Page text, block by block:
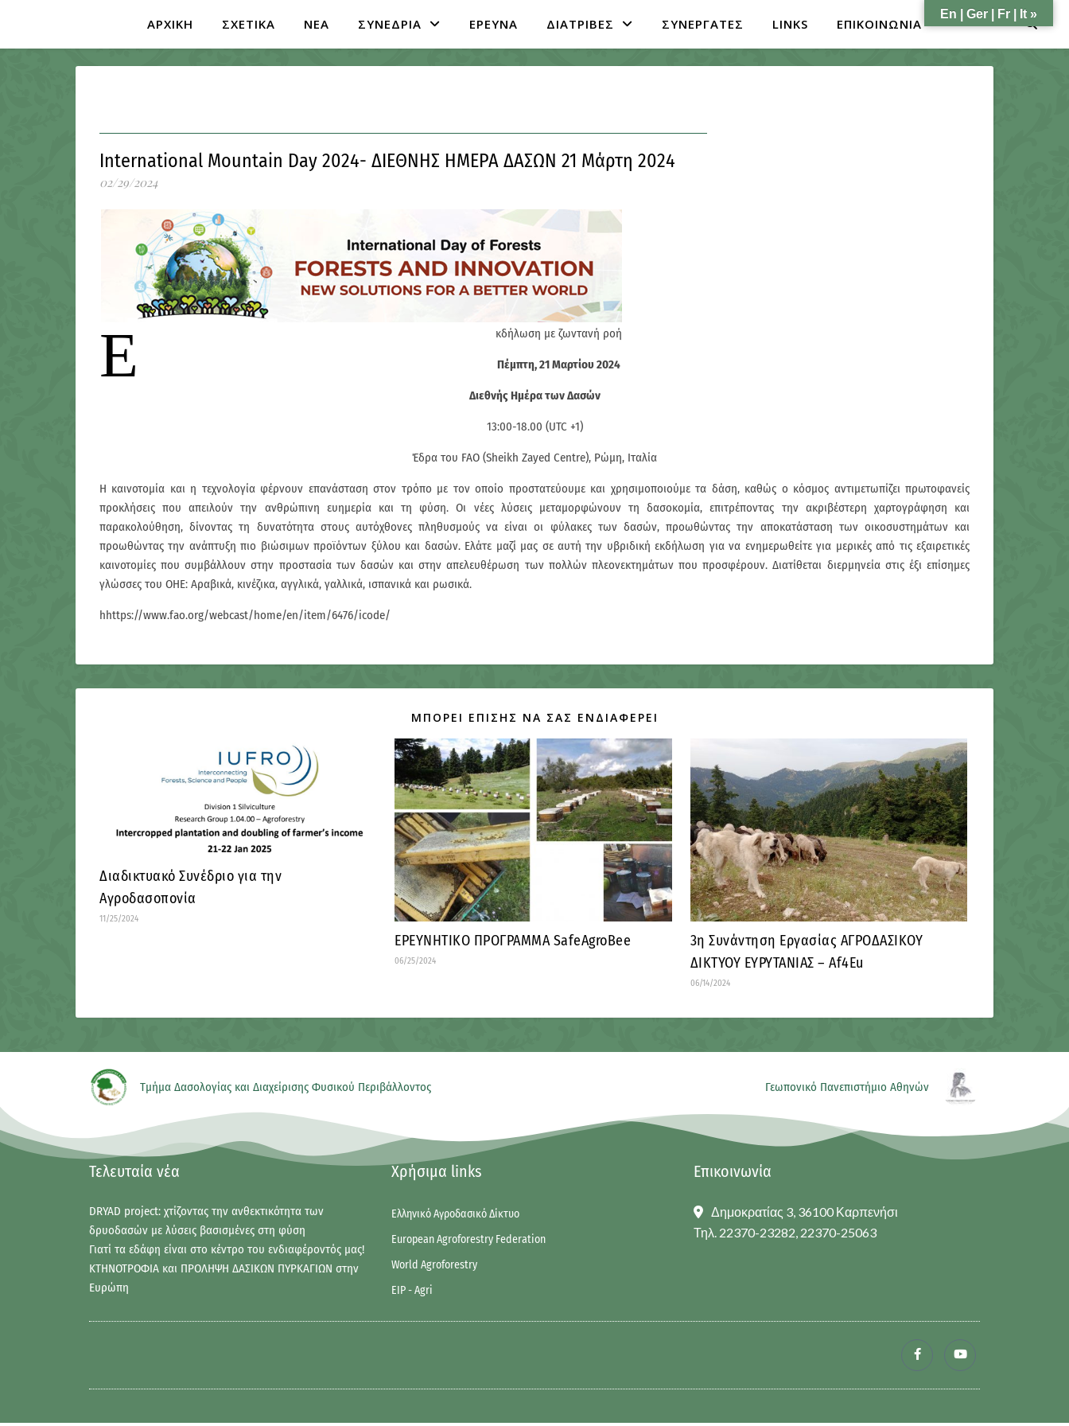
ΑΡΧΙΚΗ ΣΧΕΤΙΚΑ ΝΕΑ ΣΥΝΕΔΡΙΑ ΕΡΕΥΝΑ ΔΙΑΤΡΙΒΕΣ ΣΥΝΕΡΓΑΤΕΣ LINKS ΕΠΙΚΟΙΝΩΝΙΑ
International Mountain Day 2024- ΔΙΕΘΝΗΣ ΗΜΕΡΑ ΔΑΣΩΝ 21 Μάρτη 2024
02/29/2024
Ε κδήλωση με ζωντανή ροή
Πέμπτη, 21 Μαρτίου 2024
Διεθνής Ημέρα των Δασών
13:00-18.00 (UTC +1)
Έδρα του FAO (Sheikh Zayed Centre), Ρώμη, Ιταλία
Η καινοτομία και η τεχνολογία φέρνουν επανάσταση στον τρόπο με τον οποίο προστατεύουμε και χρησιμοποιούμε τα δάση, καθώς ο κόσμος αντιμετωπίζει πρωτοφανείς
προκλήσεις που απειλούν την ανθρώπινη ευημερία και τη φύση. Οι νέες λύσεις μεταμορφώνουν τη δασοκομία, επιτρέποντας την ακριβέστερη χαρτογράφηση και
παρακολούθηση, δίνοντας τη δυνατότητα στους αυτόχθονες πληθυσμούς να είναι οι φύλακες των δασών, προωθώντας την αποκατάσταση των οικοσυστημάτων και
προωθώντας την ανάπτυξη πιο βιώσιμων προϊόντων ξύλου και δασών. Ελάτε μαζί μας σε αυτή την υβριδική εκδήλωση για να ενημερωθείτε για μερικές από τις εξαιρετικές
καινοτομίες που συμβάλλουν στην προστασία των δασών και στην απελευθέρωση των πολλών πλεονεκτημάτων που προσφέρουν. Διατίθεται διερμηνεία στις έξι επίσημες
γλώσσες του ΟΗΕ: Αραβικά, κινέζικα, αγγλικά, γαλλικά, ισπανικά και ρωσικά.
hhttps://www.fao.org/webcast/home/en/item/6476/icode/
ΜΠΟΡΕΊ ΕΠΊΣΗΣ ΝΑ ΣΑΣ ΕΝΔΙΑΦΈΡΕΙ
Διαδικτυακό Συνέδριο για την
Αγροδασοπονία
11/25/2024
ΕΡΕΥΝΗΤΙΚΟ ΠΡΟΓΡΑΜΜΑ SafeAgroBee
06/25/2024
3η Συνάντηση Εργασίας ΑΓΡΟΔΑΣΙΚΟΥ
ΔΙΚΤΥΟΥ ΕΥΡΥΤΑΝΙΑΣ – Af4Eu
06/14/2024
Τμήμα Δασολογίας και Διαχείρισης Φυσικού Περιβάλλοντος Γεωπονικό Πανεπιστήμιο Αθηνών
Τελευταία νέα
DRYAD project: χτίζοντας την ανθεκτικότητα των
δρυοδασών με λύσεις βασισμένες στη φύση
Γιατί τα εδάφη είναι στο κέντρο του ενδιαφέροντός μας!
ΚΤΗΝΟΤΡΟΦΙΑ και ΠΡΟΛΗΨΗ ΔΑΣΙΚΩΝ ΠΥΡΚΑΓΙΩΝ στην
Ευρώπη
Χρήσιμα links
Ελληνικό Αγροδασικό Δίκτυο
European Agroforestry Federation
World Agroforestry
EIP - Agri
Επικοινωνία
Δημοκρατίας 3, 36100 Καρπενήσι
Τηλ. 22370-23282, 22370-25063
En | Ger | Fr | It »